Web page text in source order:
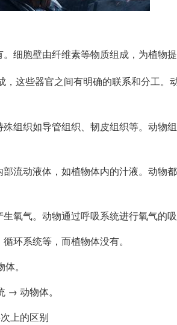
细胞壁由纤维素等物质组成，为植物提
这些器官之间有明确的联系和分工。
组织如导管组织、韧皮组织等。动物
流动液体，如植物体内的汁液。动物
氧气。动物通过呼吸系统进行氧气的吸
环系统等，而植物体没有。
。
→ 动物体。
上的区别